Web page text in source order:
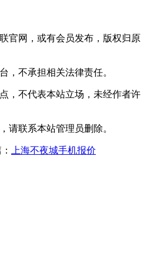
官网，或有会员发布，版权归原
，不承担相关法律责任。
，不代表本站立场，未经作者许
请联系本站管理员删除。
上海不夜城手机报价